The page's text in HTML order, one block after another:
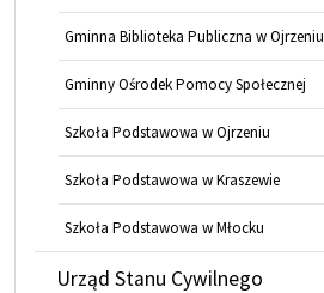
Gminna Biblioteka Publiczna w Ojrzeniu
Gminny Ośrodek Pomocy Społecznej
Szkoła Podstawowa w Ojrzeniu
Szkoła Podstawowa w Kraszewie
Szkoła Podstawowa w Młocku
Urząd Stanu Cywilnego